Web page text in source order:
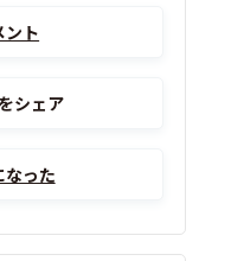
ント
シェア
なった